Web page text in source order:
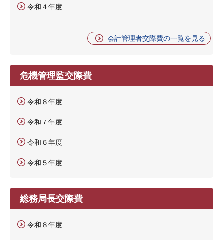
令和４年度
会計管理者交際費の一覧を見る
危機管理監交際費
令和８年度
令和７年度
令和６年度
令和５年度
総務局長交際費
令和８年度